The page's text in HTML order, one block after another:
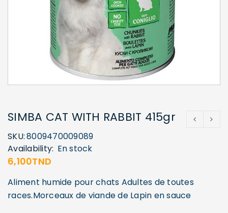
SIMBA CAT WITH RABBIT 415gr
SKU:8009470009089
Availability: En stock
6,100TND
Aliment humide pour chats Adultes de toutes
races.Morceaux de viande de Lapin en sauce